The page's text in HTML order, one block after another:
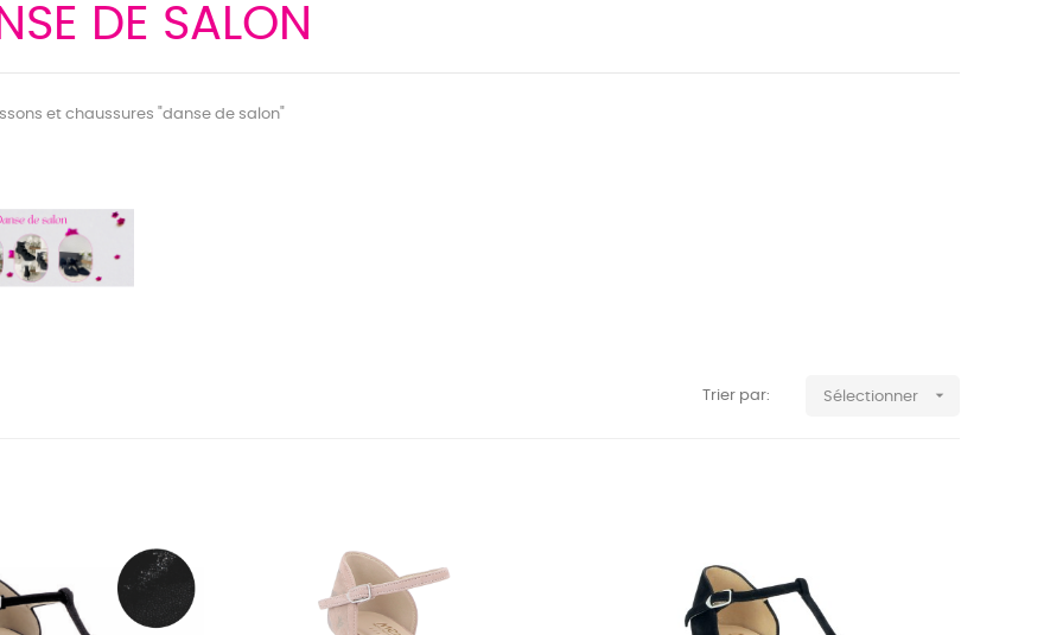
DE SALON
et chaussures "danse de salon"
Trier par: Sélectionner 